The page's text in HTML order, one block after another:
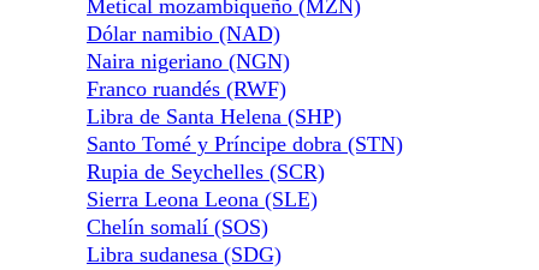
Metical mozambiqueño (MZN)
Dólar namibio (NAD)
Naira nigeriano (NGN)
Franco ruandés (RWF)
Libra de Santa Helena (SHP)
Santo Tomé y Príncipe dobra (STN)
Rupia de Seychelles (SCR)
Sierra Leona Leona (SLE)
Chelín somalí (SOS)
Libra sudanesa (SDG)